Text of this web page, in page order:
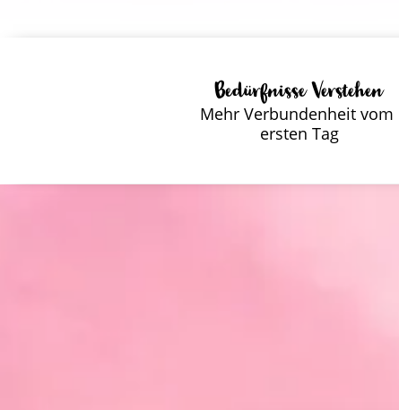
Bedürfnisse  Verstehen
Mehr Verbundenheit vom
ersten Tag